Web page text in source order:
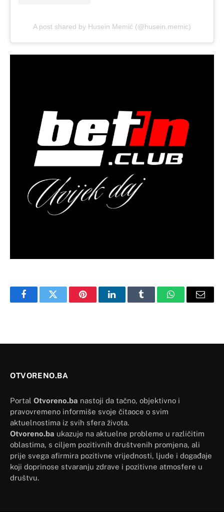
A post shared by Husein Memić (@husein.memic)
FacebookTwitter PinterestLinkedInTumblr WhatsAppEmail
OTVORENO.BA
Portal Otvoreno.ba nastoji da tačno, objektivno i
pravovremeno informiše svoje čitaoce o svim
aktuelnostima iz svih sfera života.
Otvoreno.ba ukazuje na aktuelne probleme u različitim
oblastima, s ciljem pozitivnih društvenih promjena, ali
prije svega afirmira pozitivne vrijednosti, ljude i događaje
koji doprinose stvaranju zdrave i pozitivne atmosfere u
društvu.